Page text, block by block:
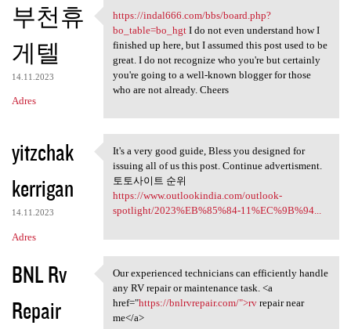
부천휴
게텔
14.11.2023
Adres
https://indal666.com/bbs
https://indal666.com/bbs/board.php?
bo_table=bo_hgtI do not even understand how I
finished up here, but I assumed this post used to be
great. I do not recognize who you're but certainly
you're going to a well-known blogger for those
who are not already. Cheers
yitzchak
kerrigan
14.11.2023
Adres
It's a very good guide, Bless
It's a very good guide, Bless you designed for
issuing all of us this post. Continue advertisment.
토토사이트 순위
https://www.outlookindia.com/outlook-
spotlight/2023%EB%85%84-11%EC%9B%94...
BNL Rv
Repair
Our experienced technicians
Our experienced technicians can efficiently handle
any RV repair or maintenance task. <a
href="https://bnlrvrepair.com/">rvrepair near
me</a>